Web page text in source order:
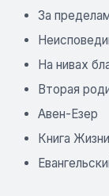
За
На нивах
Вторая
Авен-Езер
Книга Жизни